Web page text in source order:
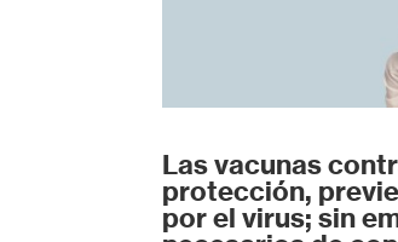
Las vacunas
protección,
por el virus; sin